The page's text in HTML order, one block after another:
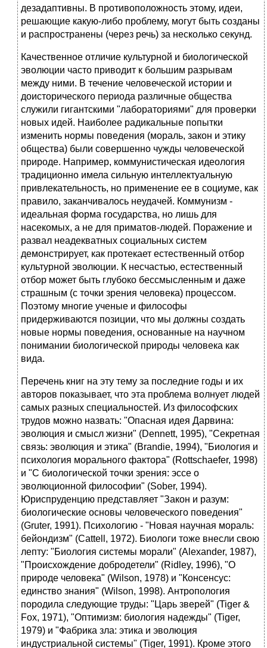
дезадаптивны. В противоположность этому, идеи,
решающие какую-либо проблему, могут быть созданы
и распространены (через речь) за несколько секунд.
Качественное отличие культурной и биологической
эволюции часто приводит к большим разрывам
между ними. В течение человеческой истории и
доисторического периода различные общества
служили гигантскими "лабораториями" для проверки
новых идей. Наиболее радикальные попытки
изменить нормы поведения (мораль, закон и этику
общества) были совершенно чужды человеческой
природе. Например, коммунистическая идеология
традиционно имела сильную интеллектуальную
привлекательность, но применение ее в социуме, как
правило, заканчивалось неудачей. Коммунизм -
идеальная форма государства, но лишь для
насекомых, а не для приматов-людей. Поражение и
развал неадекватных социальных систем
демонстрирует, как протекает естественный отбор
культурной эволюции. К несчастью, естественный
отбор может быть глубоко бессмысленным и даже
страшным (с точки зрения человека) процессом.
Поэтому многие ученые и философы
придерживаются позиции, что мы должны создать
новые нормы поведения, основанные на научном
понимании биологической природы человека как
вида.
Перечень книг на эту тему за последние годы и их
авторов показывает, что эта проблема волнует людей
самых разных специальностей. Из философских
трудов можно назвать: "Опасная идея Дарвина:
эволюция и смысл жизни" (Dennett, 1995), "Секретная
связь: эволюция и этика" (Brandie, 1994), "Биология и
психология морального фактора" (Rottschaefer, 1998)
и "С биологической точки зрения: эссе о
эволюционной философии" (Sober, 1994).
Юриспруденцию представляет "Закон и разум:
биологические основы человеческого поведения"
(Gruter, 1991). Психологию - "Новая научная мораль:
бейондизм" (Cattell, 1972). Биологи тоже внесли свою
лепту: "Биология системы морали" (Alexander, 1987),
"Происхождение добродетели" (Ridley, 1996), "О
природе человека" (Wilson, 1978) и "Консенсус:
единство знания" (Wilson, 1998). Антропология
породила следующие труды: "Царь зверей" (Tiger &
Fox, 1971), "Оптимизм: биология надежды" (Tiger,
1979) и "Фабрика зла: этика и эволюция
индустриальной системы" (Tiger, 1991). Кроме этого